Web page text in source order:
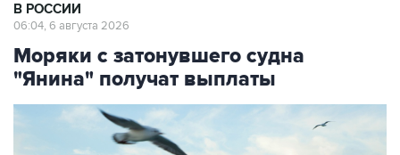
В РОССИИ
06:04, 6 августа 2026
Моряки с затонувшего судна
"Янина" получат выплаты